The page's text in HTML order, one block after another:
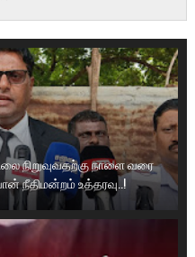
நிறுவுவதற்கு நாளை வரை
நீதிமன்றம் உத்தரவு..!